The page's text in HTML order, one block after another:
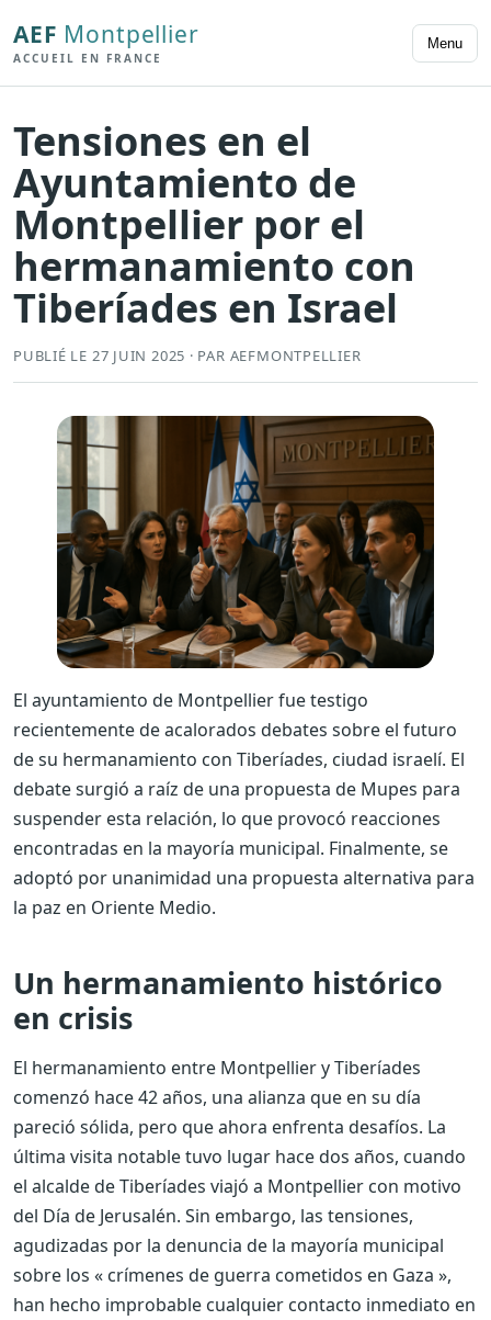
AEF Montpellier
ACCUEIL EN FRANCE
Menu
Tensiones en el
Ayuntamiento de
Montpellier por el
hermanamiento con
Tiberíades en Israel
PUBLIÉ LE 27 JUIN 2025 · PAR AEFMONTPELLIER
El ayuntamiento de Montpellier fue testigo
recientemente de acalorados debates sobre el futuro
de su hermanamiento con Tiberíades, ciudad israelí. El
debate surgió a raíz de una propuesta de Mupes para
suspender esta relación, lo que provocó reacciones
encontradas en la mayoría municipal. Finalmente, se
adoptó por unanimidad una propuesta alternativa para
la paz en Oriente Medio.
Un hermanamiento histórico
en crisis
El hermanamiento entre Montpellier y Tiberíades
comenzó hace 42 años, una alianza que en su día
pareció sólida, pero que ahora enfrenta desafíos. La
última visita notable tuvo lugar hace dos años, cuando
el alcalde de Tiberíades viajó a Montpellier con motivo
del Día de Jerusalén. Sin embargo, las tensiones,
agudizadas por la denuncia de la mayoría municipal
sobre los « crímenes de guerra cometidos en Gaza »,
han hecho improbable cualquier contacto inmediato en